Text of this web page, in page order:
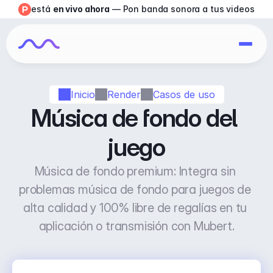
Inicio Render Casos de uso
Música de fondo del
juego
Música de fondo premium: Integra sin
problemas música de fondo para juegos de
alta calidad y 100% libre de regalías en tu
aplicación o transmisión con Mubert.
está en vivo ahora — Pon banda sonora a tus videos